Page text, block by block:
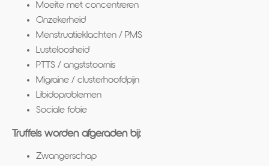
Moeite met concentreren
Onzekerheid
Menstruatieklachten / PMS
Lusteloosheid
PTTS / angststoornis
Migraine / clusterhoofdpijn
Libidoproblemen
Sociale fobie
Truffels worden afgeraden bij:
Zwangerschap